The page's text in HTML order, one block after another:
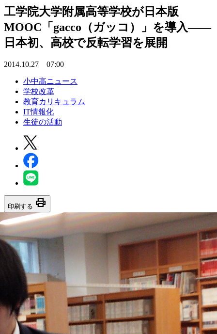
工学院大学附属高等学校が日本版
MOOC「gacco（ガッコ）」を導入――
日本初、高校で反転学習を展開
2014.10.27 07:00
小中高ニュース
学校改革
教育カリキュラム
IT情報化
生徒の活動
印刷する print